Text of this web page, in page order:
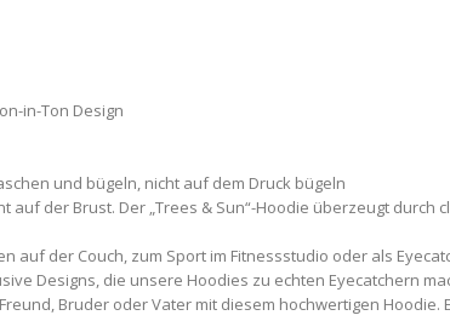
in-Ton Design
und bügeln, nicht auf dem Druck bügeln
der Brust. Der „Trees & Sun“-Hoodie überzeugt
auf der Couch, zum Sport im Fitnessstudio oder als
Designs, die unsere Hoodies zu echten Eyecatchern
Bruder oder Vater mit diesem hochwertigen